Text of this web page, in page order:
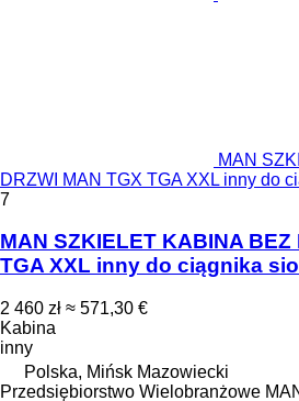
MAN
DRZWI MAN TGX TGA XXL inny do
7
MAN SZKIELET KABINA BEZ
TGA XXL inny do ciągnika
2 460 zł ≈ 571,30 €
Kabina
inny
Polska, Mińsk Mazowiecki
Przedsiębiorstwo Wielobranżowe